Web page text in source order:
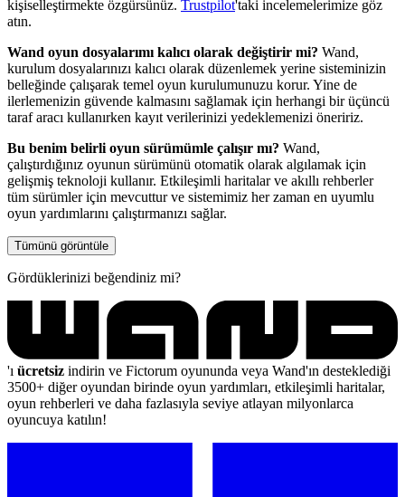
kişiselleştirmekte özgürsünüz. Trustpilot'taki incelemelerimize göz
atın.
Wand oyun dosyalarımı kalıcı olarak değiştirir mi? Wand,
kurulum dosyalarınızı kalıcı olarak düzenlemek yerine sisteminizin
belleğinde çalışarak temel oyun kurulumunuzu korur. Yine de
ilerlemenizin güvende kalmasını sağlamak için herhangi bir üçüncü
taraf aracı kullanırken kayıt verilerinizi yedeklemenizi öneririz.
Bu benim belirli oyun sürümümle çalışır mı? Wand,
çalıştırdığınız oyunun sürümünü otomatik olarak algılamak için
gelişmiş teknoloji kullanır. Etkileşimli haritalar ve akıllı rehberler
tüm sürümler için mevcuttur ve sistemimiz her zaman en uyumlu
oyun yardımlarını çalıştırmanızı sağlar.
Tümünü görüntüle
Gördüklerinizi beğendiniz mi?
'ı ücretsiz indirin ve Fictorum oyununda veya Wand'ın desteklediği
3500+ diğer oyundan birinde oyun yardımları, etkileşimli haritalar,
oyun rehberleri ve daha fazlasıyla seviye atlayan milyonlarca
oyuncuya katılın!